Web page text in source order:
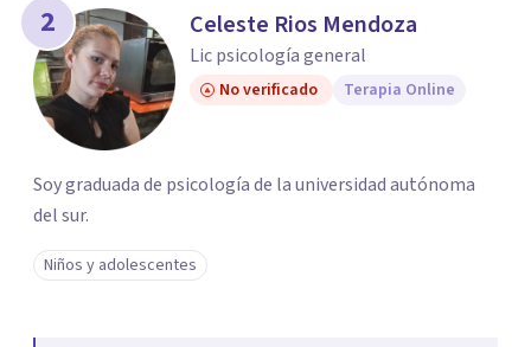
2 Celeste Rios Mendoza
Lic psicología general
No verificado Terapia Online
Soy graduada de psicología de la universidad autónoma
del sur.
Niños y adolescentes